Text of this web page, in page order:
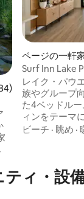
件、5つ星中
ページの一軒
Surf Inn Lake
風呂と絶景
レイク・パウ
族やグループ
た4ベッドル
ィンをテーマ
グスイート3室
ーピット、パ
球、スマート
ビーチ · 眺め ·
ィ・設